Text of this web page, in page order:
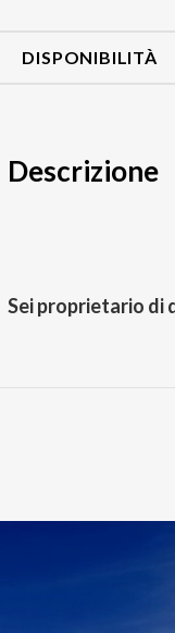
DISPONIBILITÀ
Descrizione
Sei proprietario di